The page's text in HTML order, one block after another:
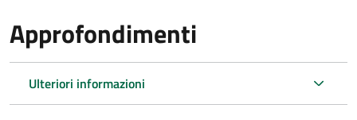
Approfondimenti
Ulteriori informazioni